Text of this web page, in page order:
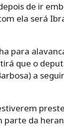
de ir
ela será
para
que o
a
da